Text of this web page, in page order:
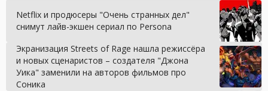
Netflix и продюсеры "Очень странных дел"
снимут лайв-экшен сериал по Persona
Экранизация Streets of Rage нашла режиссёра
и новых сценаристов – создателя "Джона
Уика" заменили на авторов фильмов про
Соника